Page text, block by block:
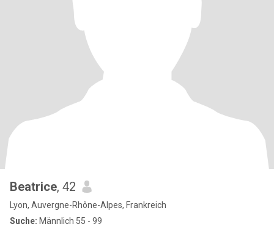
Beatrice, 42
Lyon, Auvergne-Rhône-Alpes, Frankreich
Suche: Männlich 55 - 99